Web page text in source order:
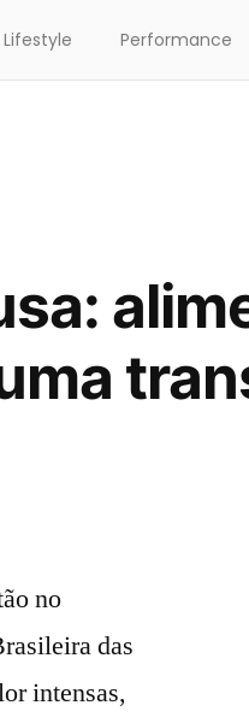
Lifestyle Performance
no
das
intensas,